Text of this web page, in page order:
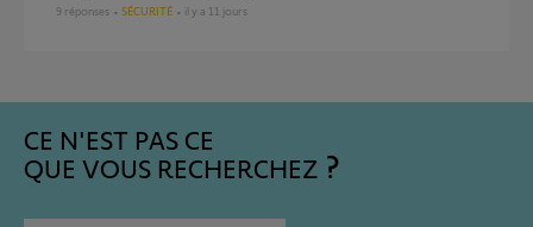
9 réponses SÉCURITÉ il y a 11 jours
CE N'EST PAS CE
QUE VOUS RECHERCHEZ